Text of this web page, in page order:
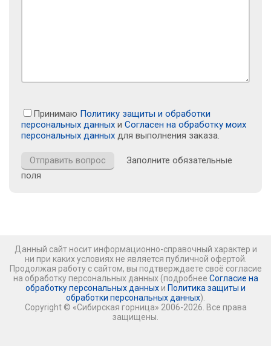
Принимаю Политику защиты и обработки
персональных данных и Согласен на обработку моих
персональных данных для выполнения заказа.
Заполните обязательные
поля
Данный сайт носит информационно-справочный характер и
ни при каких условиях не является публичной офертой.
Продолжая работу с сайтом, вы подтверждаете своё согласие
на обработку персональных данных (подробнее Согласие на
обработку персональных данных и Политика защиты и
обработки персональных данных).
Copyright © «Сибирская горница» 2006-2026. Все права
защищены.